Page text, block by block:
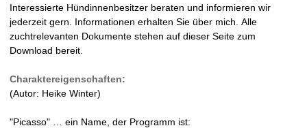
)l
)
Interessierte Hündinnenbesitzer beraten und informieren wir
jederzeit gern. Informationen erhalten Sie über mich. Alle
zuchtrelevanten Dokumente stehen auf dieser Seite zum
Download bereit.
Charaktereigenschaften:
(Autor: Heike Winter)
"Picasso" … ein Name, der Programm ist: